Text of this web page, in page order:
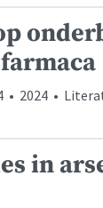
• 2024 •
in